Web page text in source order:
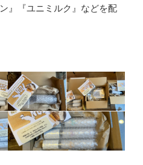
』『ユニミルク』などを配